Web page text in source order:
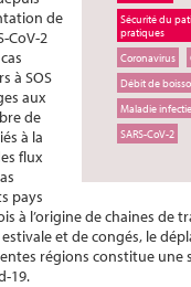
Sécurité du
pratiques
Coronavirus
Débit de
Maladie
SARS-CoV-2
de
CoV-2
à SOS
aux
de
à la
flux
pays
à l’origine de chaines de
et de congés, le
régions constitue une
19.